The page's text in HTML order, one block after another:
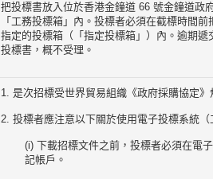
把投標書放入位於香港金鐘道 66 號金鐘道政
「工務投標箱」內。投標者必須在截標時間
指定的投標箱（「指定投標箱」）內。逾期遞
投標書，概不受理。
1. 是次招標受世界貿易組織《政府採購協定
2. 投標者應注意以下關於使用電子投標系統
(i) 下載招標文件之前，投標者必須在電
記帳戶。